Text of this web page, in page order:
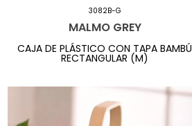
3082B-G
MALMO GREY
CAJA DE PLÁSTICO CON TAPA BAMBÚ
RECTANGULAR (M)